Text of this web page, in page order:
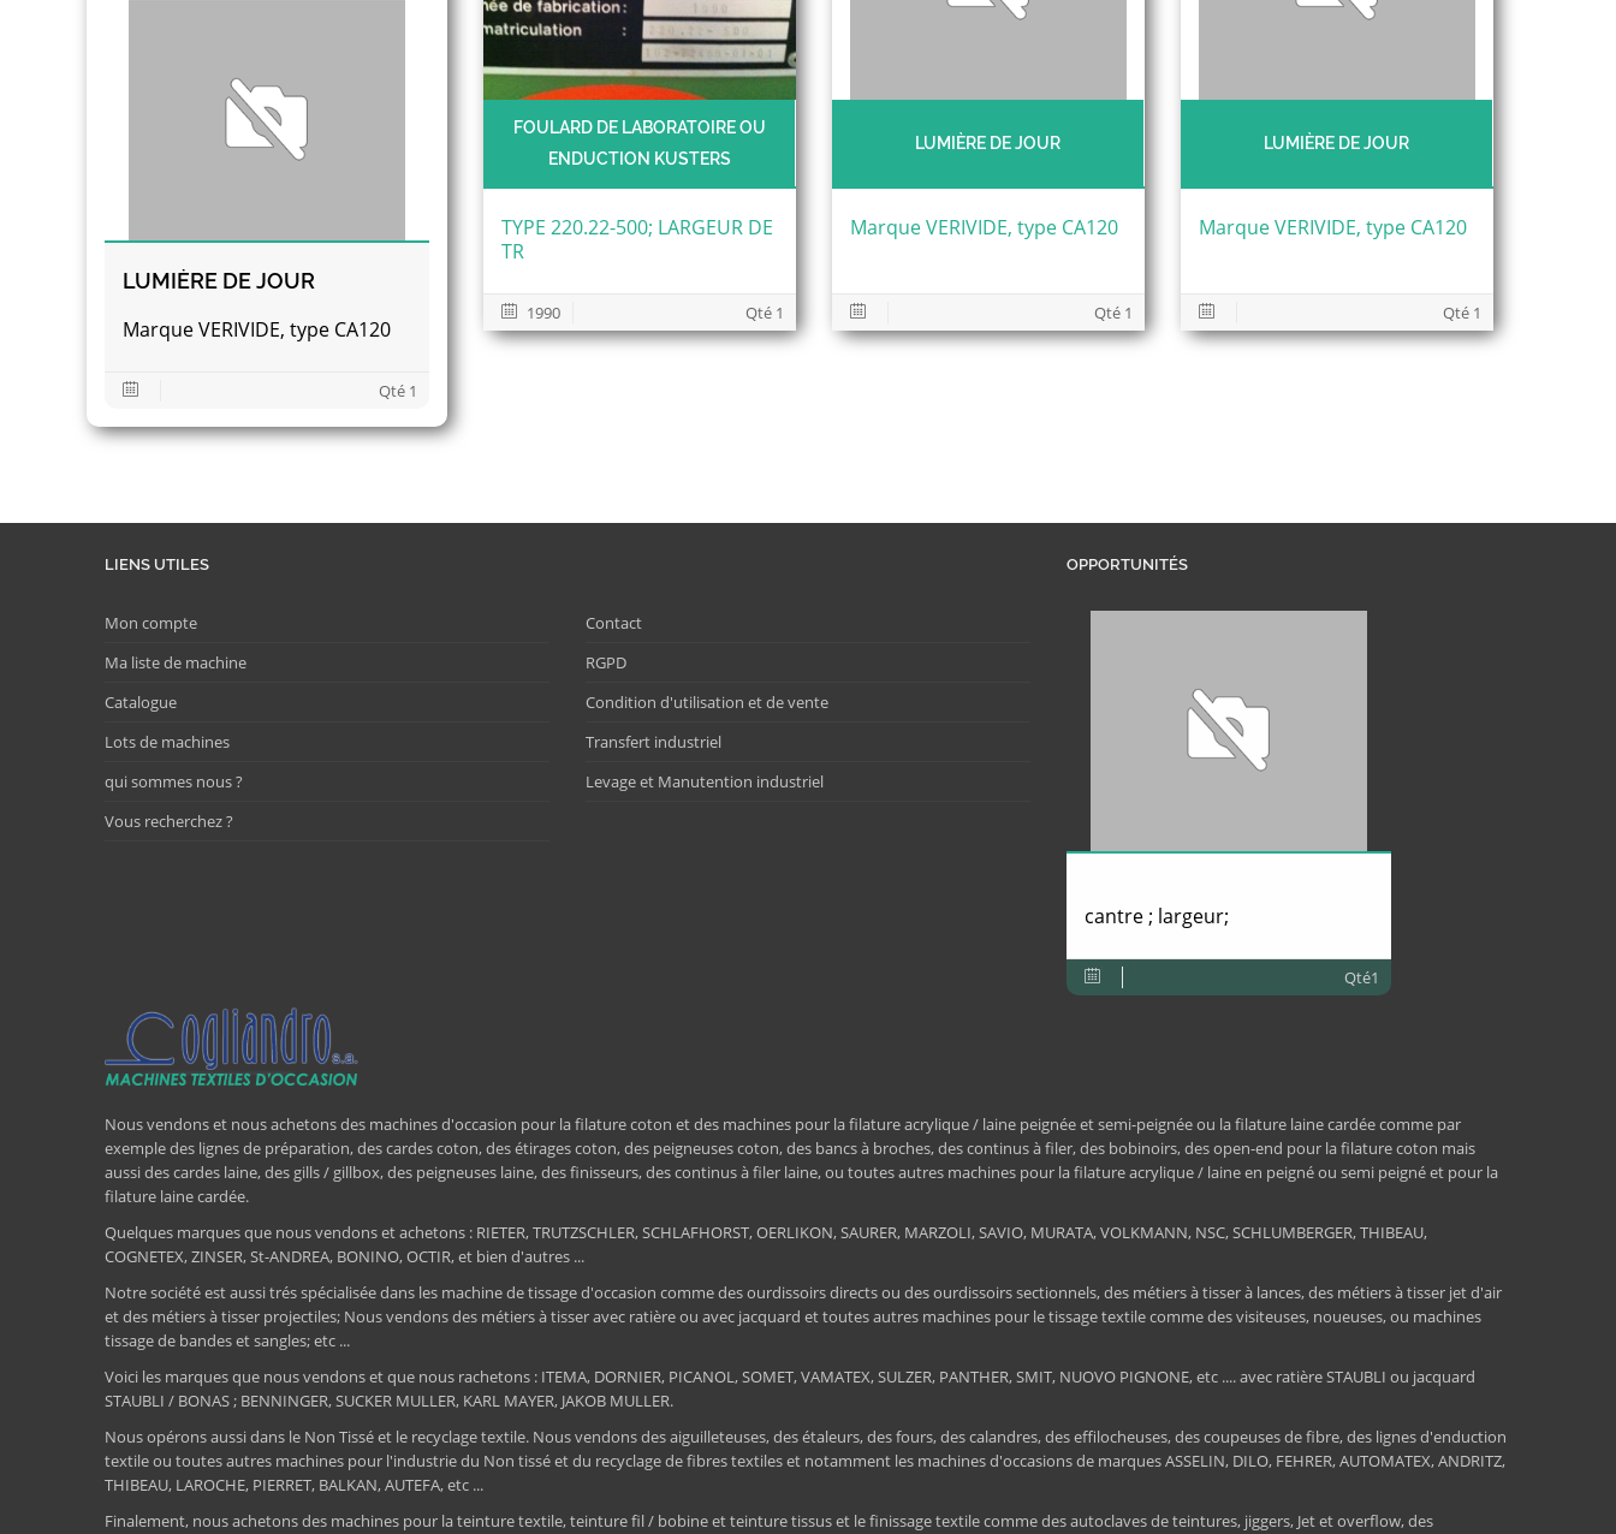
LUMIÈRE DE JOUR
Marque VERIVIDE, type CA120
Qté 1
FOULARD DE LABORATOIRE OU
ENDUCTION KUSTERS
TYPE 220.22-500; LARGEUR DE
TR
1990 Qté 1
LUMIÈRE DE JOUR
Marque VERIVIDE, type CA120
Qté 1
LUMIÈRE DE JOUR
Marque VERIVIDE, type CA120
Qté 1
LIENS UTILES
Mon compte
Ma liste de machine
Catalogue
Lots de machines
qui sommes nous ?
Vous recherchez ?
Contact
RGPD
Condition d'utilisation et de vente
Transfert industriel
Levage et Manutention industriel
OPPORTUNITÉS
cantre ; largeur;
Qté1
Nous vendons et nous achetons des machines d'occasion pour la filature coton et des machines pour la filature acrylique / laine peignée et semi-peignée ou la filature laine cardée comme par
exemple des lignes de préparation, des cardes coton, des étirages coton, des peigneuses coton, des bancs à broches, des continus à filer, des bobinoirs, des open-end pour la filature coton mais
aussi des cardes laine, des gills / gillbox, des peigneuses laine, des finisseurs, des continus à filer laine, ou toutes autres machines pour la filature acrylique / laine en peigné ou semi peigné et pour la
filature laine cardée.
Quelques marques que nous vendons et achetons : RIETER, TRUTZSCHLER, SCHLAFHORST, OERLIKON, SAURER, MARZOLI, SAVIO, MURATA, VOLKMANN, NSC, SCHLUMBERGER, THIBEAU,
COGNETEX, ZINSER, St-ANDREA, BONINO, OCTIR, et bien d'autres ...
Notre société est aussi trés spécialisée dans les machine de tissage d'occasion comme des ourdissoirs directs ou des ourdissoirs sectionnels, des métiers à tisser à lances, des métiers à tisser jet d'air
et des métiers à tisser projectiles; Nous vendons des métiers à tisser avec ratière ou avec jacquard et toutes autres machines pour le tissage textile comme des visiteuses, noueuses, ou machines
tissage de bandes et sangles; etc ...
Voici les marques que nous vendons et que nous rachetons : ITEMA, DORNIER, PICANOL, SOMET, VAMATEX, SULZER, PANTHER, SMIT, NUOVO PIGNONE, etc .... avec ratière STAUBLI ou jacquard
STAUBLI / BONAS ; BENNINGER, SUCKER MULLER, KARL MAYER, JAKOB MULLER.
Nous opérons aussi dans le Non Tissé et le recyclage textile. Nous vendons des aiguilleteuses, des étaleurs, des fours, des calandres, des effilocheuses, des coupeuses de fibre, des lignes d'enduction
textile ou toutes autres machines pour l'industrie du Non tissé et du recyclage de fibres textiles et notamment les machines d'occasions de marques ASSELIN, DILO, FEHRER, AUTOMATEX, ANDRITZ,
THIBEAU, LAROCHE, PIERRET, BALKAN, AUTEFA, etc ...
Finalement, nous achetons des machines pour la teinture textile, teinture fil / bobine et teinture tissus et le finissage textile comme des autoclaves de teintures, jiggers, Jet et overflow, des